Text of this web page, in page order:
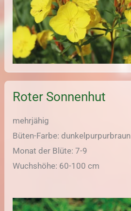
Roter Sonnenhut
mehrjähig
Büten-Farbe: dunkelpurpurbraun
Monat der Blüte: 7-9
Wuchshöhe: 60-100 cm